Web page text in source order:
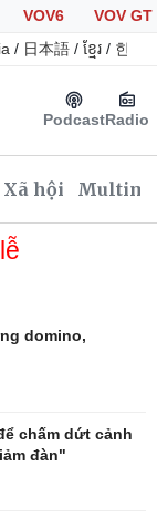
VOV6
VOV GT
/ 日本語 / ខ្មែរ / 한국
PodcastRadio
Xã hội
domino,
chấm dứt cảnh
đàn"